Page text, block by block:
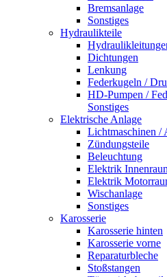
Bremsanlage
Sonstiges
Hydraulikteile
Dichtungen
Lenkung
Federkugeln /
HD-Pumpen /
Sonstiges
Elektrische Anlage
Lichtmaschinen /
Zündungsteile
Beleuchtung
Elektrik
Elektrik
Wischanlage
Sonstiges
Karosserie
Karosserie hinten
Karosserie vorne
Reparaturbleche
Stoßstangen